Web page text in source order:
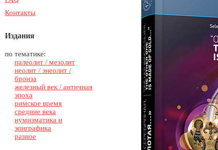
Контакты
Издания
по тематике:
палеолит / мезолит
неолит / энеолит /
бронза
железный век / античная
эпоха
римское время
средние века
нумизматика и
эпиграфика
разное